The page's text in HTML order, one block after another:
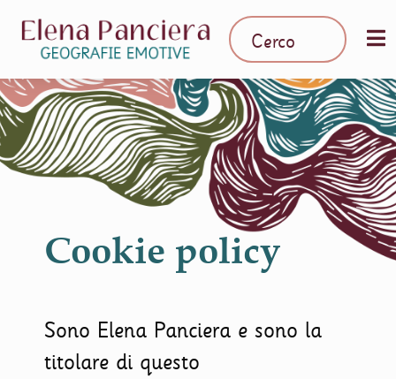
Cookie policy
Sono Elena Panciera e sono la
titolare di questo